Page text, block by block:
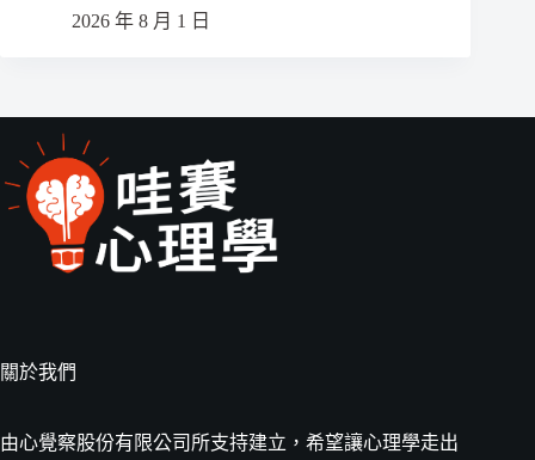
2026 年 8 月 1 日
關於我們
由心覺察股份有限公司所支持建立，希望讓心理學走出